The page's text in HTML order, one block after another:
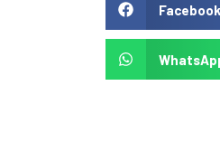
Facebook